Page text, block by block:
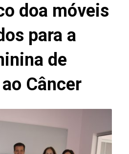
doa móveis
para a
de
Câncer